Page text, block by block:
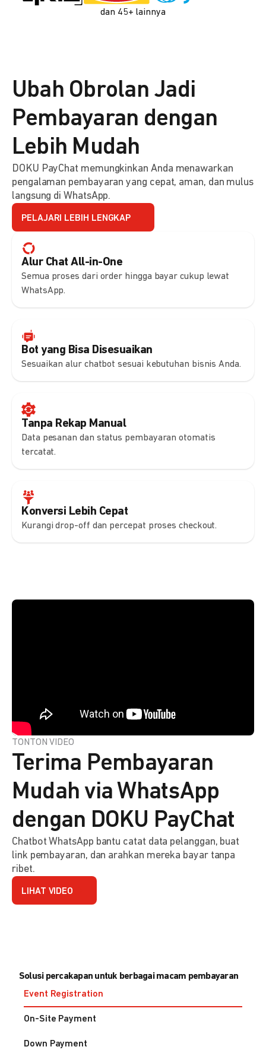
dan 45+ lainnya
Alur Chat All-in-One
Semua proses dari order hingga bayar cukup lewat
WhatsApp.
Bot yang Bisa Disesuaikan
Sesuaikan alur chatbot sesuai kebutuhan bisnis Anda.
Tanpa Rekap Manual
Data pesanan dan status pembayaran otomatis
tercatat.
Konversi Lebih Cepat
Kurangi drop-off dan percepat proses checkout.
Ubah Obrolan Jadi
Pembayaran dengan
Lebih Mudah
DOKU PayChat memungkinkan Anda menawarkan
pengalaman pembayaran yang cepat, aman, dan mulus
langsung di WhatsApp.
PELAJARI LEBIH LENGKAP
TONTON VIDEO
Terima Pembayaran
Mudah via WhatsApp
dengan DOKU PayChat
Chatbot WhatsApp bantu catat data pelanggan, buat
link pembayaran, dan arahkan mereka bayar tanpa
ribet.
LIHAT VIDEO
Solusi percakapan untuk berbagai macam pembayaran
Event Registration
On-Site Payment
Down Payment